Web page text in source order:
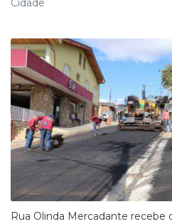
Rua Olinda Mercadante recebe